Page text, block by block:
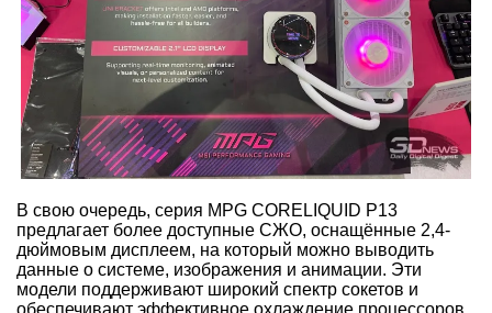
В свою очередь, серия MPG CORELIQUID P13
предлагает более доступные СЖО, оснащённые 2,4-
дюймовым дисплеем, на который можно выводить
данные о системе, изображения и анимации. Эти
модели поддерживают широкий спектр сокетов и
обеспечивают эффективное охлаждение процессоров